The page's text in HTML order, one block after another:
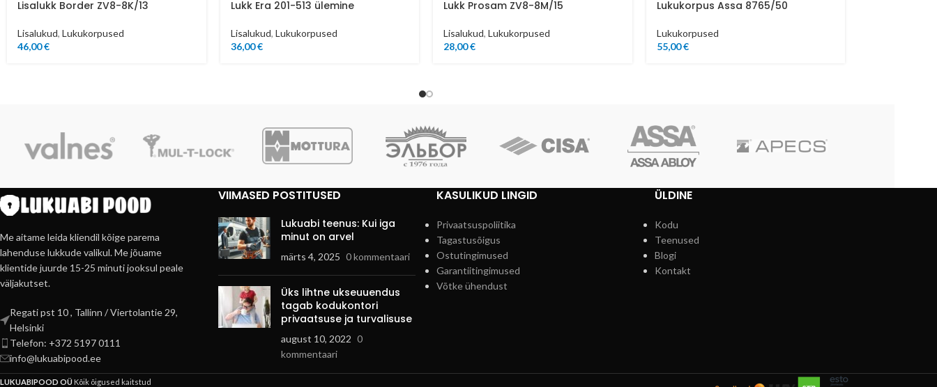
Lisalukk Border ZV8-8K/13
Lisalukud, Lukukorpused
46,00€
Lukk Era 201-513 ülemine
Lisalukud, Lukukorpused
36,00€
Lukk Prosam ZV8-8M/15
Lisalukud, Lukukorpused
28,00€
Lukukorpus Assa 8765/50
Lukukorpused
55,00€
Me aitame leida kliendil kõige parema
lahenduse lukkude valikul. Me jõuame
klientide juurde 15-25 minuti jooksul peale
väljakutset.
Regati pst 10 , Tallinn / Viertolantie 29,
Helsinki
Telefon: +372 5197 0111
info@lukuabipood.ee
VIIMASED POSTITUSED
Lukuabi teenus: Kui iga
minut on arvel
märts 4, 2025 0 kommentaari
Üks lihtne ukseuuendus
tagab kodukontori
privaatsuse ja turvalisuse
august 10, 2022 0
kommentaari
KASULIKUD LINGID
Privaatsuspoliitika
Tagastusõigus
Ostutingimused
Garantiitingimused
Võtke ühendust
ÜLDINE
Kodu
Teenused
Blogi
Kontakt
LUKUABIPOOD OÜ Kõik õigused kaitstud